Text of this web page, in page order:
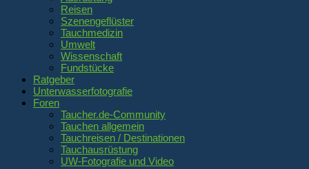
Reisen
Szenengeflüster
Tauchmedizin
Umwelt
Wissenschaft
Fundstücke
Ratgeber
Unterwasserfotografie
Foren
Taucher.de-Community
Tauchen allgemein
Tauchreisen / Destinationen
Tauchausrüstung
UW-Fotografie und Video